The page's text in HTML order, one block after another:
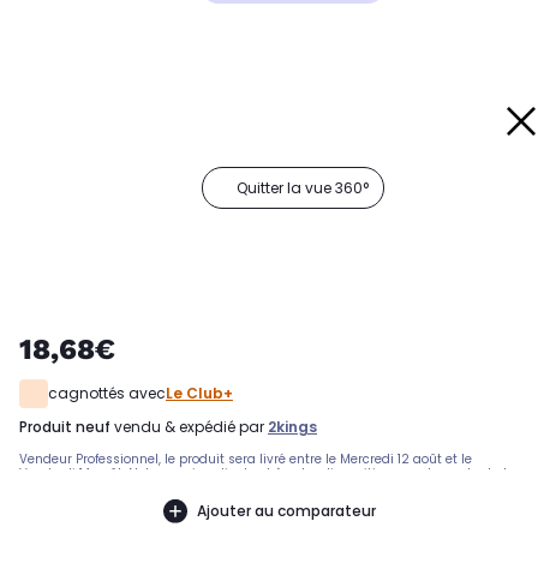
Quitter la vue 360°
18,68€
cagnottés avecLe Club+
produit neuf vendu & expédié par 2kings
Vendeur Professionnel, le produit sera livré entre le Mercredi 12 août et le
Vendredi 14 août. Notre service client est à votre disposition avant, pendant et
Ajouter au comparateur